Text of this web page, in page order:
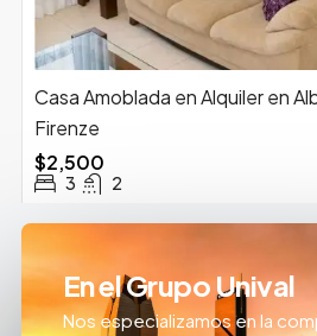
Casa Amoblada en Alquiler en
Firenze
$2,500
3 2
En el Grupo Unival
Nos especializamos en la